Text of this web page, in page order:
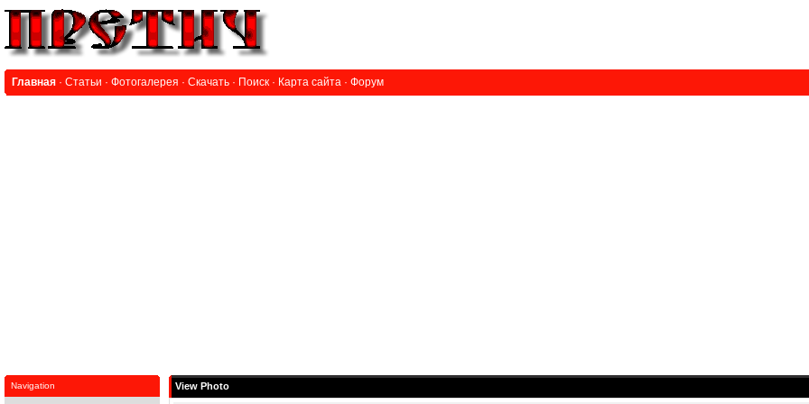
Главная · Статьи · Фотогалерея · Скачать · Поиск · Карта сайта · Форум
Navigation View Photo